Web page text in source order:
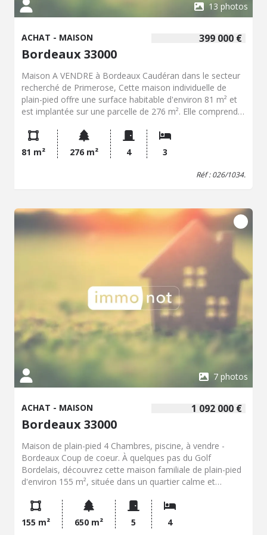
13 photos
399 000 €
ACHAT - MAISON
Bordeaux 33000
Maison A VENDRE à Bordeaux Caudéran dans le secteur
recherché de Primerose, Cette maison individuelle de
plain-pied offre une surface habitable d'environ 81 m² et
est implantée sur une parcelle de 276 m². Elle comprend
cuisine aménagée et équipée, trois chambres, une salle
d'eau et un WC indépendant. La maison bénéficie
également d'un jardin, d'une terrasse couverte ainsi que
d'une cave, accessible par l'extérieur, offrant un espace
81 m² 276 m² 4 3
Réf : 026/1034.
7 photos
1 092 000 €
ACHAT - MAISON
Bordeaux 33000
Maison de plain-pied 4 Chambres, piscine, à vendre -
Bordeaux Coup de coeur. À quelques pas du Golf
Bordelais, découvrez cette maison familiale de plain-pied
d'environ 155 m², située dans un quartier calme et
confort, son jardin arboré, sa piscine discrète et ses
possibilités de stationnement. L'intérieur de la maison
s'ouvre sur une entrée avec placards menant à un
155 m² 650 m² 5 4